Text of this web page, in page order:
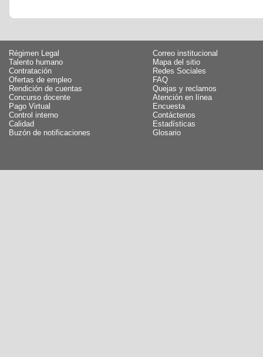
Régimen Legal
Talento humano
Contratación
Ofertas de empleo
Rendición de cuentas
Concurso docente
Pago Virtual
Control interno
Calidad
Buzón de notificaciones
Correo institucional
Mapa del sitio
Redes Sociales
FAQ
Quejas y reclamos
Atención en línea
Encuesta
Contáctenos
Estadísticas
Glosario